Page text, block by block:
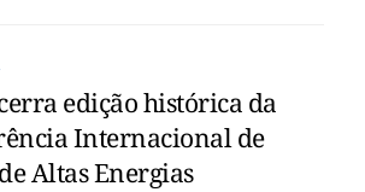
edição histórica da
Internacional de
Altas Energias